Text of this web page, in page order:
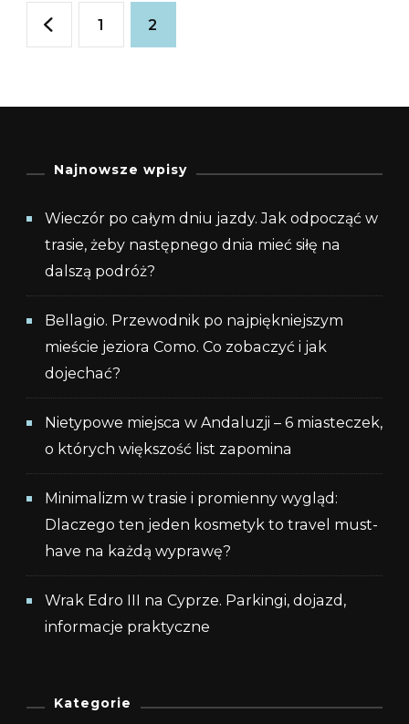
Stronicowanie
Strona
1 Strona
2
Najnowsze wpisy
Wieczór po całym dniu jazdy. Jak odpocząć w
trasie, żeby następnego dnia mieć siłę na
dalszą podróż?
Bellagio. Przewodnik po najpiękniejszym
mieście jeziora Como. Co zobaczyć i jak
dojechać?
Nietypowe miejsca w Andaluzji – 6 miasteczek,
o których większość list zapomina
Minimalizm w trasie i promienny wygląd:
Dlaczego ten jeden kosmetyk to travel must-
have na każdą wyprawę?
Wrak Edro III na Cyprze. Parkingi, dojazd,
informacje praktyczne
Kategorie